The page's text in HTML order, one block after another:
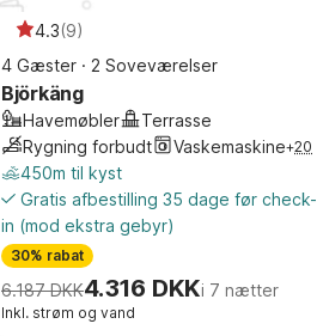
4.3(9)
4 Gæster · 2 Soveværelser
Björkäng
Havemøbler
Terrasse
Rygning forbudt
Vaskemaskine+20
450m til kyst
Gratis afbestilling 35 dage før check-
in (mod ekstra gebyr)
30% rabat
6.187 DKK4.316 DKKi 7 nætter
Inkl. strøm og vand